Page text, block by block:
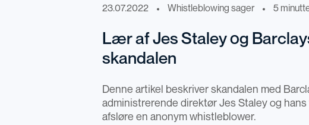
23.07.2022 Whistleblowing sager 5
Lær af Jes Staley og
skandalen
Denne artikel beskriver skandalen med
administrerende direktør Jes Staley og hans
afsløre en anonym whistleblower.